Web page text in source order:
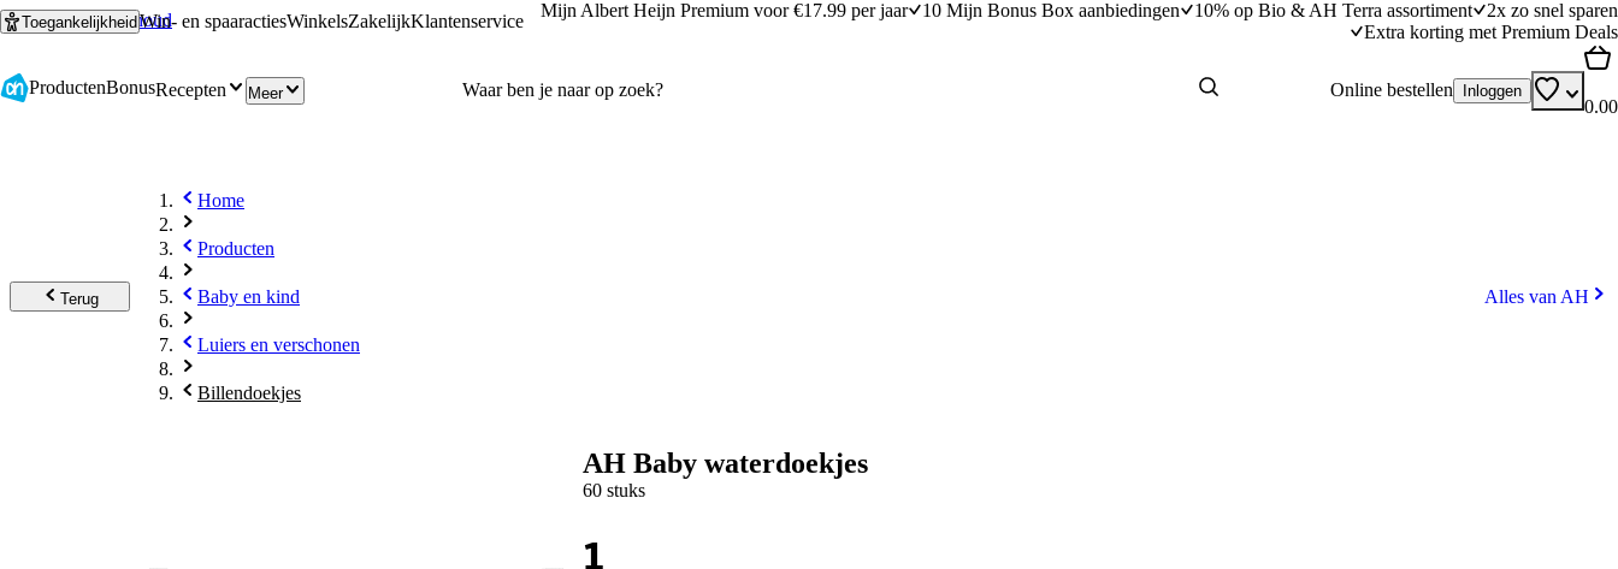
Ga naar hoofdinhoud
Ga naar zoeken
ToegankelijkheidWin- en spaaractiesWinkelsZakelijkKlantenservice
Mijn Albert Heijn Premium voor €17.99 per jaar 10 Mijn Bonus Box aanbiedingen 10% op Bio & AH Terra assortiment
2x zo snel sparen
Extra korting met Premium Deals
ProductenBonusRecepten Meer Online bestellen Inloggen
0.00
Terug
Home
Producten
Baby en kind
Luiers en verschonen
Billendoekjes
Alles van AH
AH Baby waterdoekjes
60 stuks
1